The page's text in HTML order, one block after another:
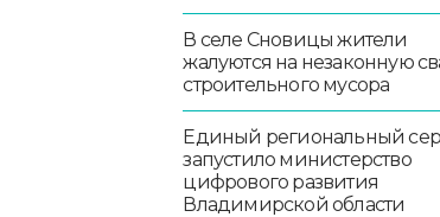
В селе Сновицы жители
жалуются на незаконную
строительного мусора
Единый региональный
запустило министерство
цифрового развития
Владимирской области